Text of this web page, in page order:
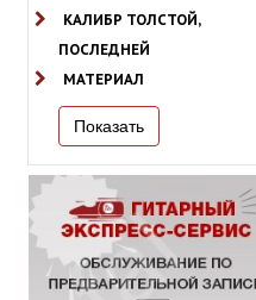
КАЛИБР ТОЛСТОЙ,
ПОСЛЕДНЕЙ
МАТЕРИАЛ